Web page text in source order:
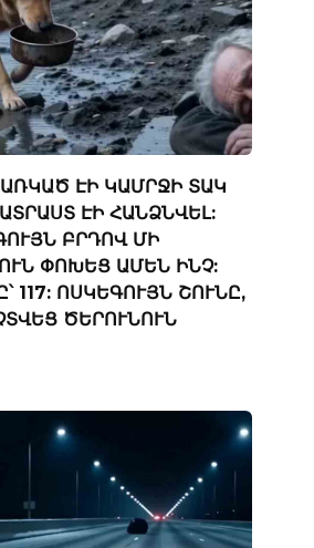
ԷԻ ԿԱՄՐՋԻ ՏԱԿ
ԷԻ ՀԱՆՁՆՎԵԼ:
ԲՐԴՈՎ ՄԻ
ՓՈԽԵՑ ԱՄԵՆ ԻՆՉ:
117: ՈՍԿԵԳՈՒՅՆ ՇՈՒՆԸ,
ԾԵՐՈՒՆՈՒՆ